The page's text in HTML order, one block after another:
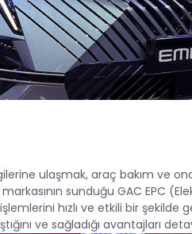
ulaşmak, araç bakım ve
sunduğu GAC EPC
hızlı ve etkili bir
ve sağladığı avantajları